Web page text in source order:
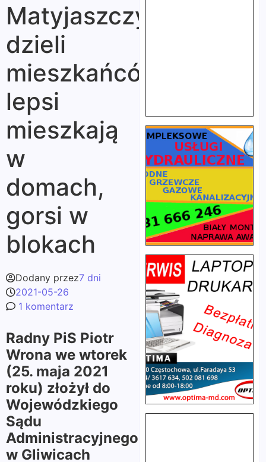
Matyjaszczyk
dzieli
mieszkańców:
lepsi
mieszkają
w
domach,
gorsi w
blokach
Dodany przez7 dni
2021-05-26
1 komentarz
Radny PiS Piotr
Wrona we wtorek
(25. maja 2021
roku) złożył do
Wojewódzkiego
Sądu
Administracyjnego
w Gliwicach